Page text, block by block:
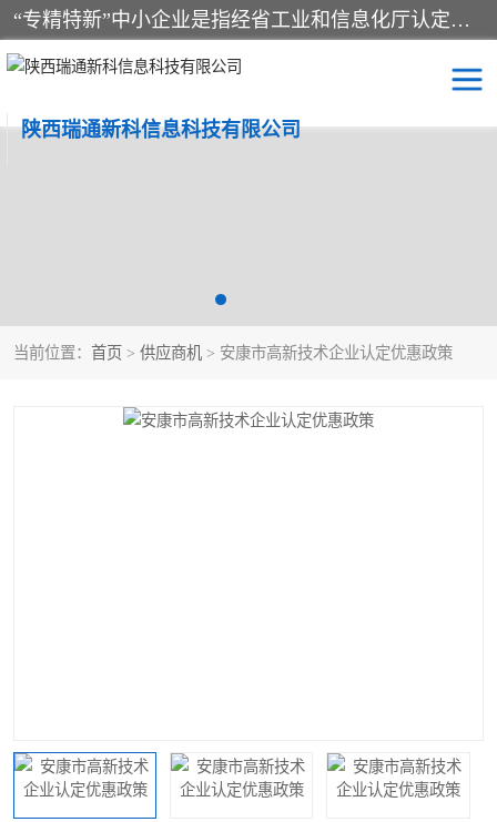
“专精特新”中小企业是指经省工业和信息化厅认定，专注于细分市场、掌握关键核心技术、创新能力强、市场占有率高、质量效益优，在专业化、精细化、特色化、新颖化等方面表现突出的中小企业。
陕西瑞通新科信息科技有限公司
当前位置： 首页 > 供应商机 > 安康市高新技术企业认定优惠政策